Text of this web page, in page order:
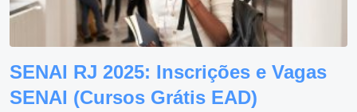
SENAI RJ 2025: Inscrições e Vagas
SENAI (Cursos Grátis EAD)